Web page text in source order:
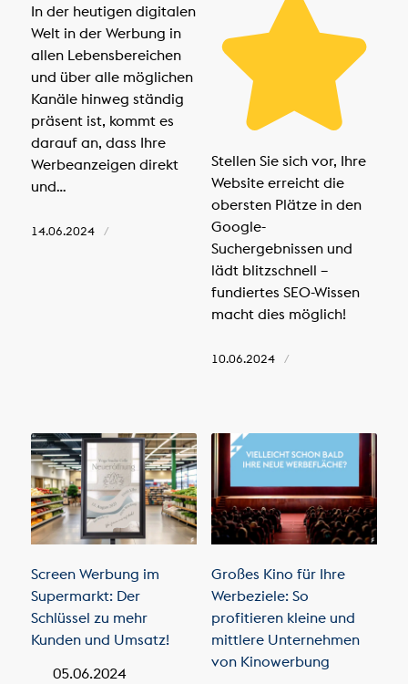
In der heutigen digitalen
Welt in der Werbung in
allen Lebensbereichen
und über alle möglichen
Kanäle hinweg ständig
präsent ist, kommt es
darauf an, dass Ihre
Werbeanzeigen direkt
und…
14.06.2024 /
Stellen Sie sich vor, Ihre
Website erreicht die
obersten Plätze in den
Google-
Suchergebnissen und
lädt blitzschnell –
fundiertes SEO-Wissen
macht dies möglich!
10.06.2024 /
Screen Werbung im
Supermarkt: Der
Schlüssel zu mehr
Kunden und Umsatz!
05.06.2024
Großes Kino für Ihre
Werbeziele: So
profitieren kleine und
mittlere Unternehmen
von Kinowerbung